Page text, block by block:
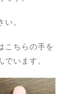
。
こちらの手を
います。